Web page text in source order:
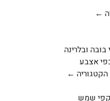
←
בובה ובלרינה
אצבע
←
שמש